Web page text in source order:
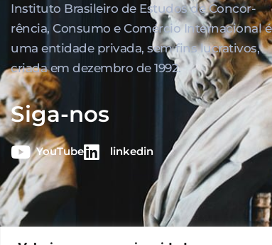
Instituto Brasileiro de Estudos de Concor­
rência, Consumo e Comércio Internacional é
uma entidade privada, sem fins lucrativos,
criada em dezembro de 1992.
Siga-nos
YouTube linkedin